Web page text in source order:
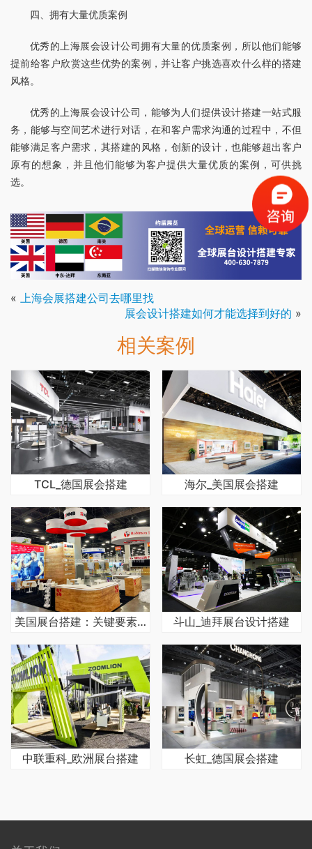
四、拥有大量优质案例
优秀的上海展会设计公司拥有大量的优质案例，所以他们能够
提前给客户欣赏这些优势的案例，并让客户挑选喜欢什么样的搭建
风格。
优秀的上海展会设计公司，能够为人们提供设计搭建一站式服
务，能够与空间艺术进行对话，在和客户需求沟通的过程中，不但
能够满足客户需求，其搭建的风格，创新的设计，也能够超出客户
原有的想象，并且他们能够为客户提供大量优质的案例，可供挑
选。
« 上海会展搭建公司去哪里找
展会设计搭建如何才能选择到好的 »
相关案例
TCL_德国展会搭建 海尔_美国展会搭建
美国展台搭建：关键要素聚焦 斗山_迪拜展台设计搭建
中联重科_欧洲展台搭建 长虹_德国展会搭建